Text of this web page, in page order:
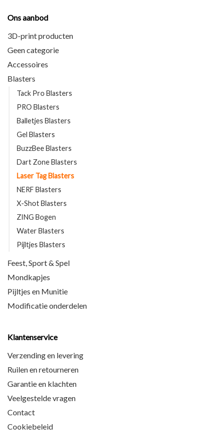
Ons aanbod
3D-print producten
Geen categorie
Accessoires
Blasters
Tack Pro Blasters
PRO Blasters
Balletjes Blasters
Gel Blasters
BuzzBee Blasters
Dart Zone Blasters
Laser Tag Blasters
NERF Blasters
X-Shot Blasters
ZING Bogen
Water Blasters
Pijltjes Blasters
Feest, Sport & Spel
Mondkapjes
Pijltjes en Munitie
Modificatie onderdelen
Klantenservice
Verzending en levering
Ruilen en retourneren
Garantie en klachten
Veelgestelde vragen
Contact
Cookiebeleid